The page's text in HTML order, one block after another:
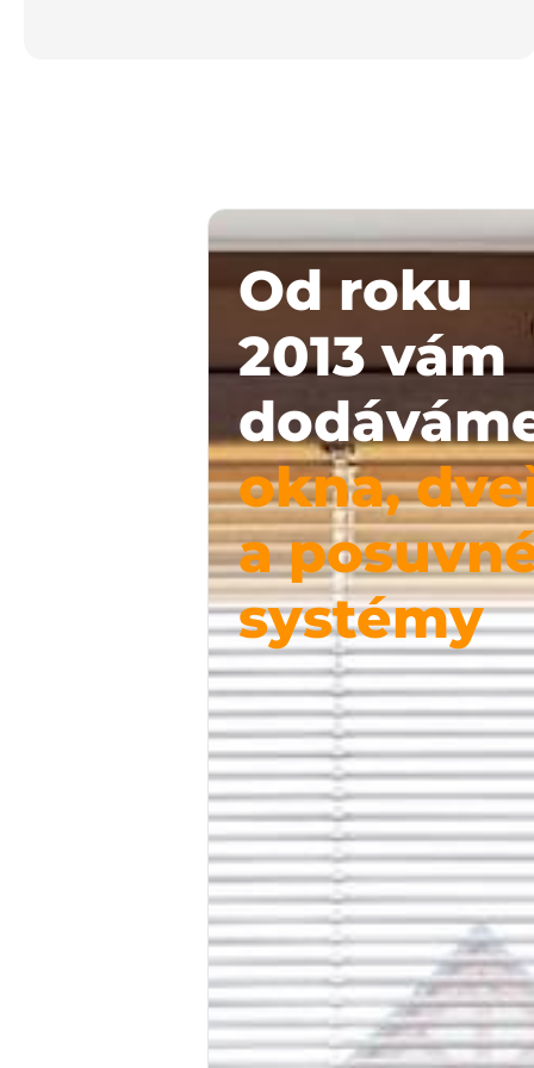
Od roku
2013 vám
okna,
a
systémy